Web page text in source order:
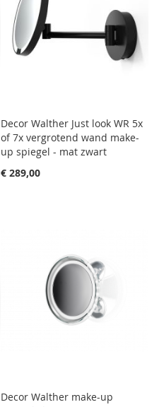
Decor Walther Just look WR 5x
of 7x vergrotend wand make-
up spiegel - mat zwart
€ 289,00
Decor Walther make-up